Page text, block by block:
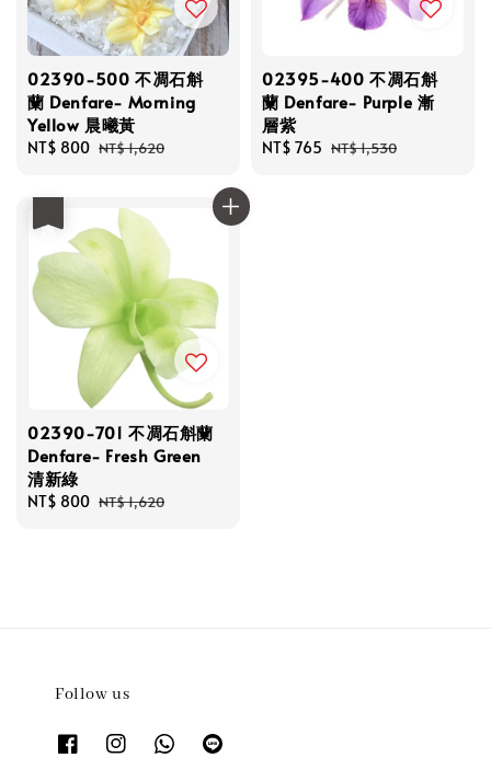
02390-500 不凋石斛
蘭 Denfare- Morning
Yellow 晨曦黃
Sale
NT$ 800 Regular
NT$ 1,620
02395-400 不凋石斛
蘭 Denfare- Purple 漸
層紫
Sale
NT$ 765 Regular
NT$ 1,530
02390-701 不凋石斛蘭
Denfare- Fresh Green
清新綠
Sale
NT$ 800 Regular
NT$ 1,620
Follow us